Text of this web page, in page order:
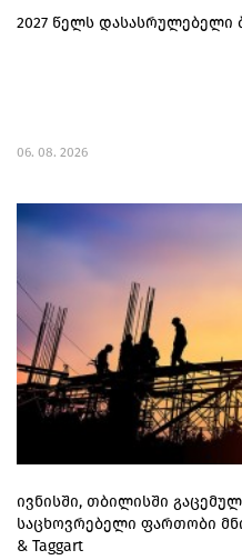
2027 წელს დასასრულებელი
06. 08. 2026
ივნისში, თბილისში
საცხოვრებელი ფართობი
& Taggart